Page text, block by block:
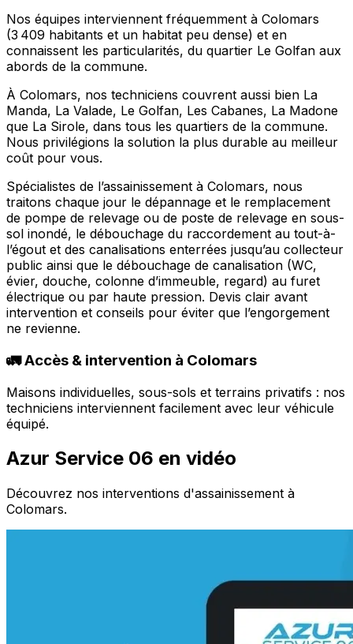
Nos équipes interviennent fréquemment à Colomars
(3 409 habitants et un habitat peu dense) et en
connaissent les particularités, du quartier Le Golfan aux
abords de la commune.
À Colomars, nos techniciens couvrent aussi bien La
Manda, La Valade, Le Golfan, Les Cabanes, La Madone
que La Sirole, dans tous les quartiers de la commune.
Nous privilégions la solution la plus durable au meilleur
coût pour vous.
Spécialistes de l’assainissement à Colomars, nous
traitons chaque jour le dépannage et le remplacement
de pompe de relevage ou de poste de relevage en sous-
sol inondé, le débouchage du raccordement au tout-à-
l’égout et des canalisations enterrées jusqu’au collecteur
public ainsi que le débouchage de canalisation (WC,
évier, douche, colonne d’immeuble, regard) au furet
électrique ou par haute pression. Devis clair avant
intervention et conseils pour éviter que l’engorgement
ne revienne.
🚛 Accès & intervention à Colomars
Maisons individuelles, sous-sols et terrains privatifs : nos
techniciens interviennent facilement avec leur véhicule
équipé.
Azur Service 06 en vidéo
Découvrez nos interventions d'assainissement à
Colomars.